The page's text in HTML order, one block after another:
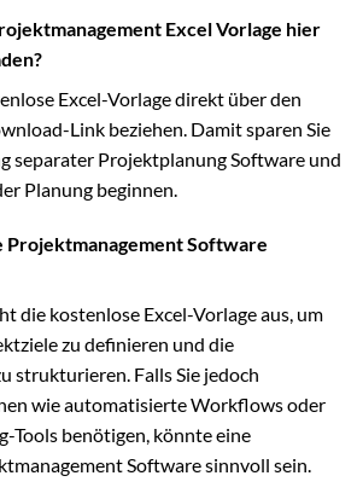
Excel Vorlage hier
Excel-Vorlage direkt über den
Link beziehen. Damit sparen Sie
separater Projektplanung Software und
Planung beginnen.
Projektmanagement Software
die kostenlose Excel-Vorlage aus, um
zu definieren und die
strukturieren. Falls Sie jedoch
wie automatisierte Workflows oder
Tools benötigen, könnte eine
Software sinnvoll sein.